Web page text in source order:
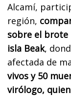
Alcamí,
región,
sobre el brote
isla Beak,
afectada de
vivos y 50
virólogo,